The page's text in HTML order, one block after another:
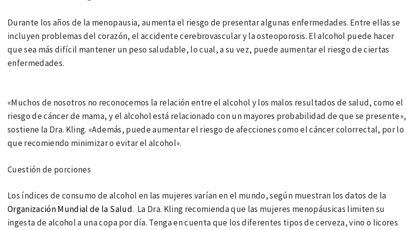
Durante los años de la menopausia, aumenta el riesgo de presentar algunas enfermedades. Entre ellas se
incluyen problemas del corazón, el accidente cerebrovascular y la osteoporosis. El alcohol puede hacer
que sea más difícil mantener un peso saludable, lo cual, a su vez, puede aumentar el riesgo de ciertas
enfermedades.
«Muchos de nosotros no reconocemos la relación entre el alcohol y los malos resultados de salud, como el
riesgo de cáncer de mama, y el alcohol está relacionado con un mayores probabilidad de que se presente»,
sostiene la Dra. Kling. «Además, puede aumentar el riesgo de afecciones como el cáncer colorrectal, por lo
que recomiendo minimizar o evitar el alcohol».
Cuestión de porciones
Los índices de consumo de alcohol en las mujeres varían en el mundo, según muestran los datos de la
Organización Mundial de la Salud. La Dra. Kling recomienda que las mujeres menopáusicas limiten su
ingesta de alcohol a una copa por día. Tenga en cuenta que los diferentes tipos de cerveza, vino o licores